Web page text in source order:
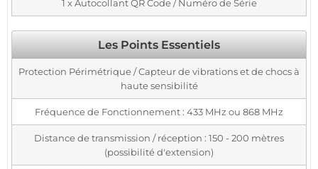
1 x Autocollant QR Code / Numéro de Série
Les Points Essentiels
Protection Périmétrique / Capteur de vibrations et de chocs à
haute sensibilité
Fréquence de Fonctionnement : 433 MHz ou 868 MHz
Distance de transmission / réception : 150 - 200 mètres
(possibilité d'extension)